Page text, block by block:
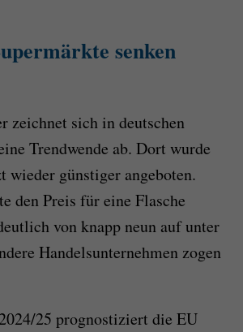
senken
zeichnet sich in deutschen
Trendwende ab. Dort wurde
wieder günstiger angeboten.
den Preis für eine Flasche
von knapp neun auf unter
Handelsunternehmen zogen
25 prognostiziert die EU